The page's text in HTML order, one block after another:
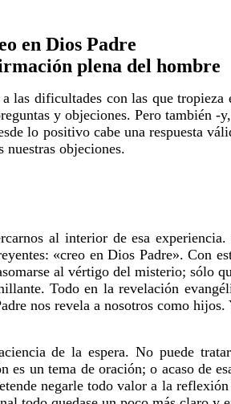
en Dios Padre
plena del hombre
las dificultades con las que
y objeciones. Pero también
lo positivo cabe una respuesta
nuestras objeciones.
al interior de esa
«creo en Dios Padre». Con
al vértigo del misterio; sólo
Todo en la revelación
nos revela a nosotros como
de la espera. No puede
un tema de oración; o acaso de
negarle todo valor a la